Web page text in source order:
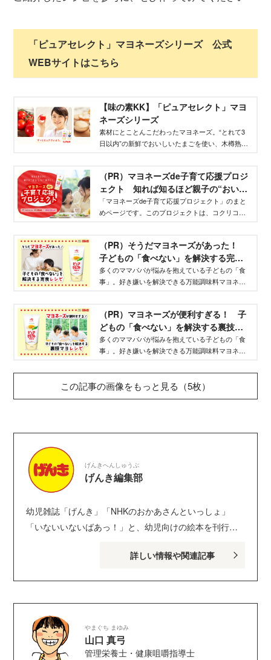
「ピュアセレクト」マヨネーズシリーズ 公式
WEBサイトはこちら
【味の素KK】「ピュアセレクト」マヨ
ネーズシリーズ
素材にとことんこだわったマヨネーズ。“とれて3
日以内”の新鮮でおいしいたまごを使い、木樽熟成
す。
（PR）マヨネーズde子育て応援プロジ
ェクト 知れば知るほど親子の“おいし
い”味方に！- コクリコ｜講談社
「マヨネーズde子育て応援プロジェクト」のまと
めページです。このプロジェクトは、コクリコ、
ヨネーズの魅力を再発見し、子育ての味方にして
もらおうというプロジェクトです。
（PR）そうだマヨネーズがあった！
子どもの「食べない」を解決する完食
マヨレシピ-WEBげんき｜講談社
多くのママパパが悩みを抱えている子どもの「食
事」。好き嫌いを解決できる万能調味料マヨネー
ーズの魅力をご紹介します！
（PR）マヨネーズが便利すぎる！ 子
どもの「食べない」を解決する裏技マ
ヨレシピ-WEBげんき｜講談社
多くのママパパが悩みを抱えている子どもの「食
事」。好き嫌いを解決できる万能調味料マヨネー
食材が楽しく食べられる裏技レシピなど、マヨネ
ーズの魅力をご紹介します！
この記事の画像をもっと見る（5枚）
げんきへんしゅうぶ
げんき編集部
幼児雑誌「げんき」「NHKのおかあさんといっしょ」
「いないいないばあっ！」と、幼児向けの絵本を刊行し
のお子さんがいるパパ・ママを中心に、おもしろくて役
@genki
詳しい情報や関連記事
やまぐち まゆみ
山口 真弓
管理栄養士・健康咀嚼指導士